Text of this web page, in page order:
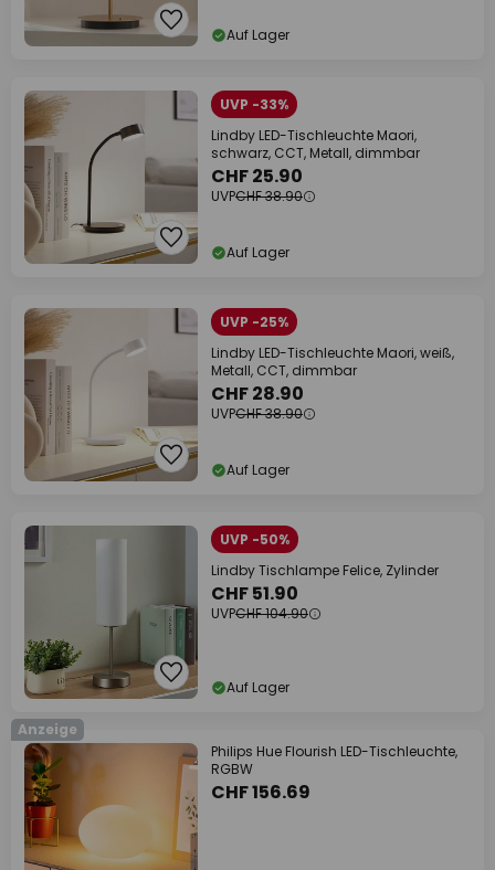
Auf Lager
UVP -33%
Lindby LED-Tischleuchte Maori,
schwarz, CCT, Metall, dimmbar
CHF 25.90
UVPCHF 38.90
Auf Lager
UVP -25%
Lindby LED-Tischleuchte Maori, weiß,
Metall, CCT, dimmbar
CHF 28.90
UVPCHF 38.90
Auf Lager
UVP -50%
Lindby Tischlampe Felice, Zylinder
CHF 51.90
UVPCHF 104.90
Auf Lager
Anzeige
Philips Hue Flourish LED-Tischleuchte,
RGBW
CHF 156.69